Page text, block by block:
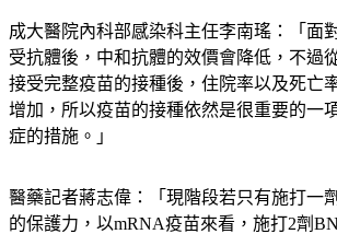
成大醫院內科部感染科主任李南瑤：「面
受抗體後，中和抗體的效價會降低，不過
接受完整疫苗的接種後，住院率以及死亡
增加，所以疫苗的接種依然是很重要的一
症的措施。」
醫藥記者蔣志偉：「現階段若只有施打一
的保護力，以mRNA疫苗來看，施打2劑